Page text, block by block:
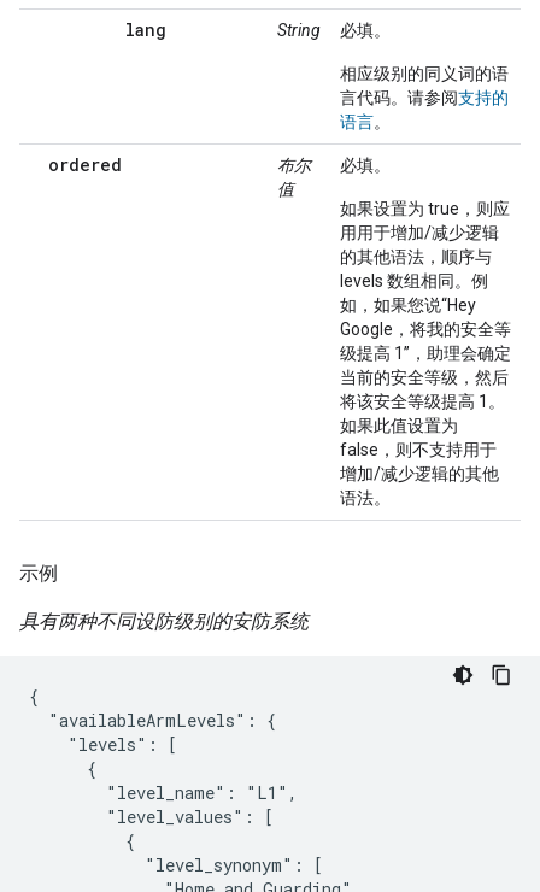
lang String 必填。
相应级别的同义词的语
言代码。请参阅支持的
语言。
ordered
布尔
值
必填。
如果设置为 true，则应
用用于增加/减少逻辑
的其他语法，顺序与
levels 数组相同。例
如，如果您说“Hey
Google，将我的安全等
级提高 1”，助理会确定
当前的安全等级，然后
将该安全等级提高 1。
如果此值设置为
false，则不支持用于
增加/减少逻辑的其他
语法。
示例
具有两种不同设防级别的安防系统
{
  "availableArmLevels": {
    "levels": [
      {
        "level_name": "L1",
        "level_values": [
          {
            "level_synonym": [